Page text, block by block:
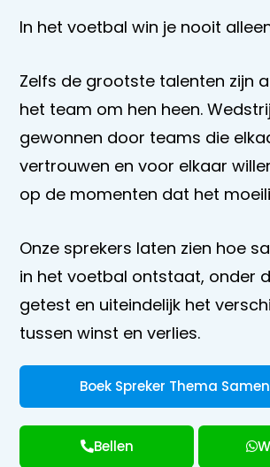
In het voetbal win je nooit
Zelfs de grootste talenten zijn
het team om hen heen.
gewonnen door teams die
vertrouwen en voor elkaar
op de momenten dat het
Onze sprekers laten zien hoe
in het voetbal ontstaat, onder
getest en uiteindelijk het
tussen winst en verlies.
Boek Spreker Thema
Bellen